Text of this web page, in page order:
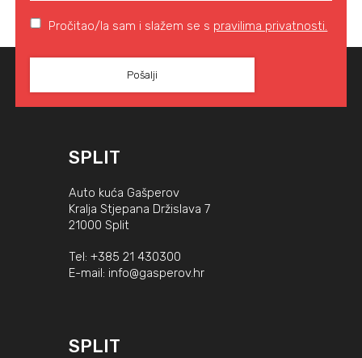
Pročitao/la sam i slažem se s pravilima privatnosti.
SPLIT
Auto kuća Gašperov
Kralja Stjepana Držislava 7
21000 Split
Tel: +385 21 430300
E-mail: info@gasperov.hr
SPLIT